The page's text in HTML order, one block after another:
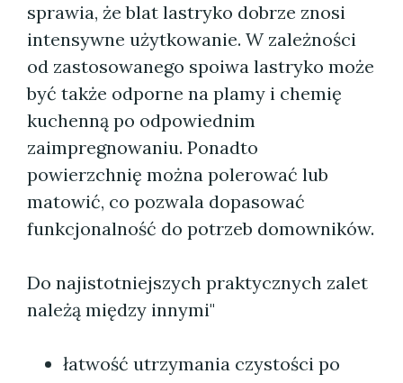
sprawia, że blat lastryko dobrze znosi
intensywne użytkowanie. W zależności
od zastosowanego spoiwa lastryko może
być także odporne na plamy i chemię
kuchenną po odpowiednim
zaimpregnowaniu. Ponadto
powierzchnię można polerować lub
matowić, co pozwala dopasować
funkcjonalność do potrzeb domowników.
Do najistotniejszych praktycznych zalet
należą między innymi"
łatwość utrzymania czystości po